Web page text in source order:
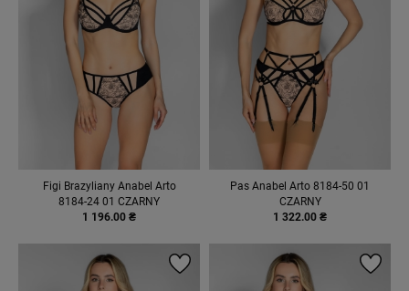
Figi Brazyliany Anabel Arto
8184-24 01 CZARNY
1 196.00 ₴
Pas Anabel Arto 8184-50 01
CZARNY
1 322.00 ₴